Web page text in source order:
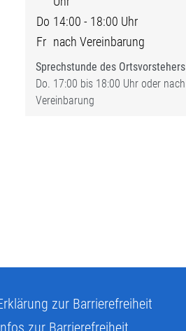
Do 14:00 - 18:00 Uhr
Fr nach Vereinbarung
Sprechstunde des Ortsvorstehers
Do. 17:00 bis 18:00 Uhr oder nach
Vereinbarung
zur Barrierefreiheit
zur Barrierefreiheit